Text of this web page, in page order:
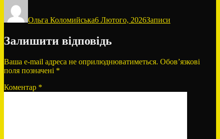
Ольга Коломийська6 Лютого, 2026Записи
Залишити відповідь
Ваша e-mail адреса не оприлюднюватиметься. Обов’язкові
поля позначені *
Коментар *